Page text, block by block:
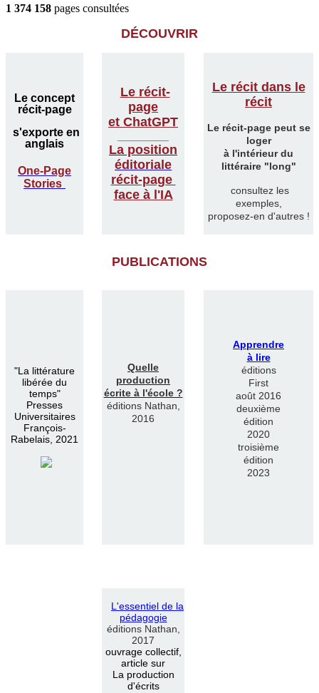
1 374 158 pages consultées
DÉCOUVRIR
Le concept
récit-page
s'exporte en
anglais
One-Page
Stories
Le récit-
page
et ChatGPT
La position
éditoriale
récit-page
face à l'IA
Le récit dans le
récit
Le récit-page peut se
loger
à l'intérieur du
littéraire "long"
consultez les
exemples,
proposez-en d'autres !
PUBLICATIONS
"La littérature
libérée du
temps"
Presses
Universitaires
François-
Rabelais, 2021
Quelle
production
écrite à l'école ?
éditions Nathan,
2016
Apprendre
à lire
éditions
First
août 2016
deuxième
édition
2020
troisième
édition
2023
L'essentiel de la
pédagogie
éditions Nathan,
2017
ouvrage collectif,
article sur
La production
d'écrits